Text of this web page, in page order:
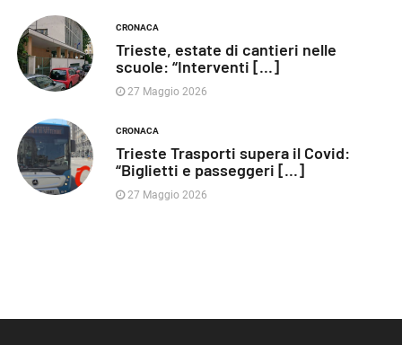
CRONACA
Trieste, estate di cantieri nelle
scuole: “Interventi [...]
27 Maggio 2026
CRONACA
Trieste Trasporti supera il Covid:
“Biglietti e passeggeri [...]
27 Maggio 2026